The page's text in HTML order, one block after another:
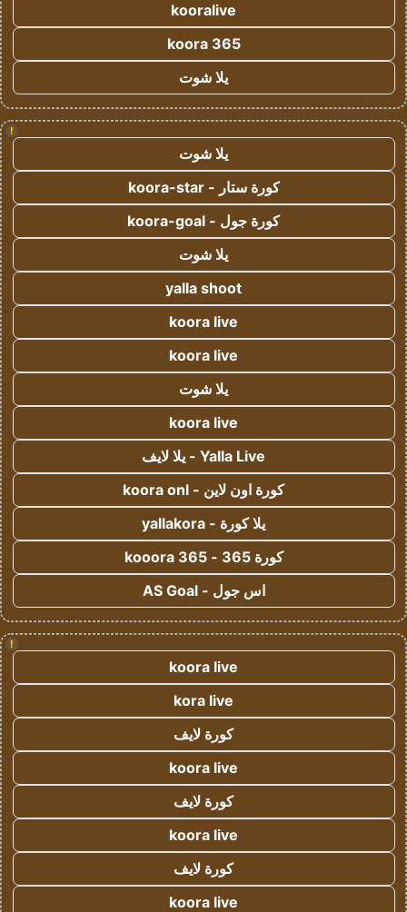
kooralive
koora 365
يلا شوت
!
يلا شوت
كورة ستار - koora-star
كورة جول - koora-goal
يلا شوت
yalla shoot
koora live
koora live
يلا شوت
koora live
Yalla Live - يلا لايف
كورة اون لاين - koora onl
يلا كورة - yallakora
كورة 365 - kooora 365
اس جول - AS Goal
!
koora live
kora live
كورة لايف
koora live
كورة لايف
koora live
كورة لايف
koora live